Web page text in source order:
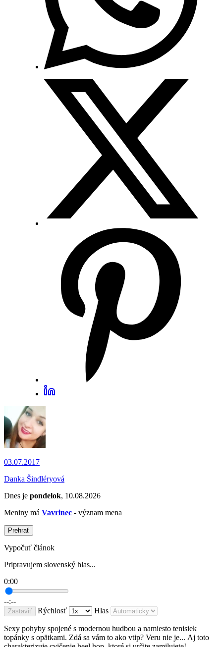
03.07.2017
Danka Šindléryová
Dnes je pondelok, 10.08.2026
Meniny má Vavrinec - význam mena
Prehrať
Vypočuť článok
Pripravujem slovenský hlas...
0:00
--:--
Zastaviť Rýchlosť Hlas
Sexy pohyby spojené s modernou hudbou a namiesto tenisiek
topánky s opätkami. Zdá sa vám to ako vtip? Veru nie je... Aj toto